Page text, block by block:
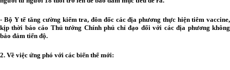
- Bộ Y tế tăng cường kiểm tra, đôn đốc các địa phương thực hiện tiêm vaccine,
kịp thời báo cáo Thủ tướng Chính phủ chỉ đạo đối với các địa phương không
bảo đảm tiến độ.
2. Về việc ứng phó với các biến thể mới: